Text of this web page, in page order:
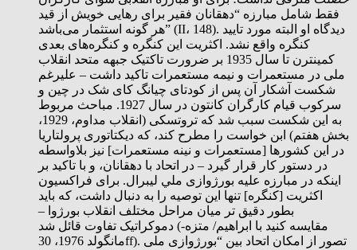
فقط شامل مبارزه “دهقانان فقیر برای رهایی خویش از قید
هر گونه استثمار می‌باشد” (II، 148). دیدگاه او البته مورد تایید
کنگره واقع نشد. اکثریت این کنگره و کنگره‌های بعدی
کمینترن تا سال 1935 بر ضرورت تاکتیک جبهه متحد انقلاب
ملی در مستعمرات و نیمه مستعمرات تاکید داشت – علیرغم
شکست آشکار آن پس از کودتای چیانگ کای شک در چین و
سرکوب قیام کارگران کانتون در سال 1927. مباحث مربوط
به اين شکست سبب شد که تروتسکی (انقلاب مداوم، 1929،
بخش هفتم) ابن خواست را مطرح کند، که دیکتاتوری پرولتاریا
در این کشورها [مستعمرات و نینه مستعمرات] نیز بلاواسطه
در دستور کار قرار گیرد – در اتحاد با دهقانان، و با تاکید بر
اینکه در مبارزه علیه بورژوازی ملي لیبرال. برای فراکسیون
اکثریت [کنگره] تنها این توصیه را به دنبال داشت، که باید
بطور دقیق تر میان مراحل مختلف انقلاب بورژوا –
دموکراتیک تفاوت قائل شد (مقایسه کنید با ابراهیم/ متزه-
مانگولد 1976، 30ff). تصور از امکان اتحاد بین “بورژوازی ملی